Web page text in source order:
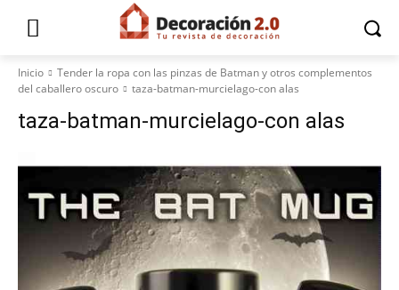
Inicio
Tender la ropa con las pinzas de Batman y otros complementos
del caballero oscuro
taza-batman-murcielago-con alas
taza-batman-murcielago-con alas